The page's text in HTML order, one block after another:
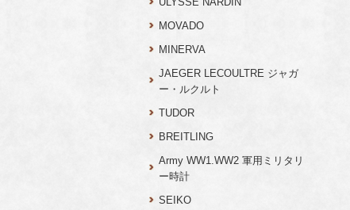
MOVADO
MINERVA
JAEGER LECOULTRE ジャガ
ー・ルクルト
TUDOR
BREITLING
Army WW1.WW2 軍用ミリタリ
ー時計
SEIKO